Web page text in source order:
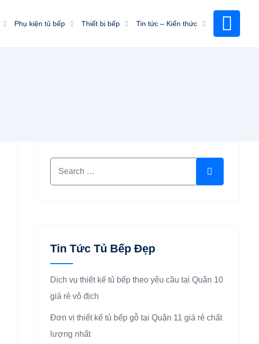
Phụ kiện tủ bếp Thiết bị bếp Tin tức – Kiến thức
Tin Tức Tủ Bếp Đẹp
Dịch vụ thiết kế tủ bếp theo yêu cầu tại Quận 10
giá rẻ vô địch
Đơn vị thiết kế tủ bếp gỗ tại Quận 11 giá rẻ chất
lượng nhất